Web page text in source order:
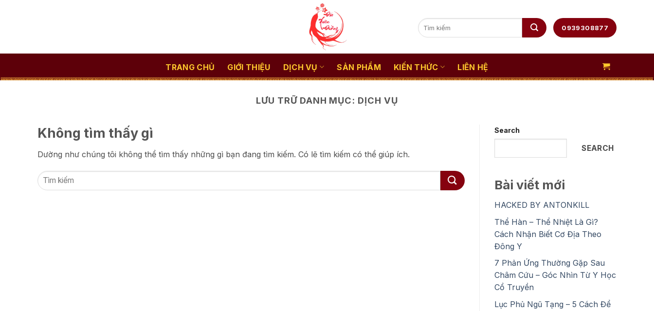
Search
for:
0939308877
TRANG CHỦ GIỚI THIỆU DỊCH VỤ SẢN PHẨM KIẾN THỨC LIÊN HỆ
LƯU TRỮ DANH MỤC: DỊCH VỤ
Không tìm thấy gì
Dường như chúng tôi không thể tìm thấy những gì bạn đang tìm kiếm. Có lẽ tìm kiếm có thể giúp ích.
Search
SEARCH
Bài viết mới
HACKED BY ANTONKILL
Thể Hàn – Thể Nhiệt Là Gì?
Cách Nhận Biết Cơ Địa Theo
Đông Y
7 Phản Ứng Thường Gặp Sau
Châm Cứu – Góc Nhìn Từ Y Học
Cổ Truyền
Lục Phủ Ngũ Tạng – 5 Cách Để